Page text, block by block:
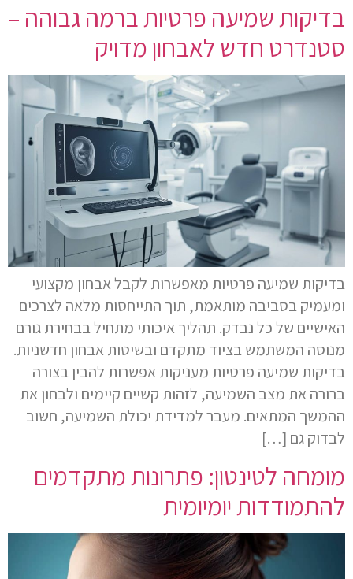
בדיקות שמיעה פרטיות ברמה גבוהה –
סטנדרט חדש לאבחון מדויק
בדיקות שמיעה פרטיות מאפשרות לקבל אבחון מקצועי
ומעמיק בסביבה מותאמת, תוך התייחסות מלאה לצרכים
האישיים של כל נבדק. תהליך איכותי מתחיל בבחירת גורם
מנוסה המשתמש בציוד מתקדם ובשיטות אבחון חדשניות.
בדיקות שמיעה פרטיות מעניקות אפשרות להבין בצורה
ברורה את מצב השמיעה, לזהות קשיים קיימים ולבחון את
ההמשך המתאים. מעבר למדידת יכולת השמיעה, חשוב
לבדוק גם […]
מומחה לטינטון: פתרונות מתקדמים
להתמודדות יומיומית